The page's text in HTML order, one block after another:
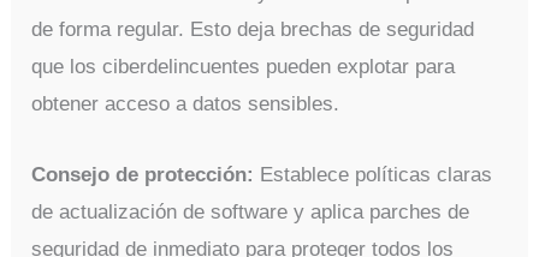
de forma regular. Esto deja brechas de seguridad
que los ciberdelincuentes pueden explotar para
obtener acceso a datos sensibles.
Consejo de protección: Establece políticas claras
de actualización de software y aplica parches de
seguridad de inmediato para proteger todos los